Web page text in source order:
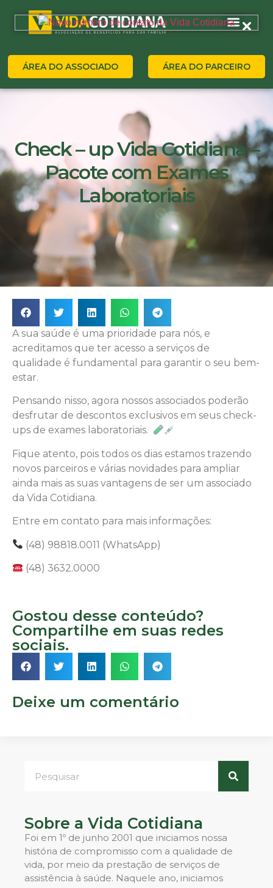
ÁREA DO ASSOCIADO ÁREA DO PARCEIRO
Check – up Vida Cotidiana –
Pacote com Exames
Laboratoriais
A sua saúde é uma prioridade para nós, e
acreditamos que ter acesso a serviços de
qualidade é fundamental para garantir o seu bem-
estar.
Pensando nisso, agora nossos associados poderão
desfrutar de descontos exclusivos em seus check-
ups de exames laboratoriais.
Fique atento, pois todos os dias estamos trazendo
novos parceiros e várias novidades para ampliar
ainda mais as suas vantagens de ser um associado
da Vida Cotidiana.
Entre em contato para mais informações:
(48) 98818.0011 (WhatsApp)
(48) 3632.0000
Gostou desse conteúdo?
Compartilhe em suas redes
sociais.
Deixe um comentário
Sobre a Vida Cotidiana
Foi em 1º de junho 2001 que iniciamos nossa
história de compromisso com a qualidade de
vida, por meio da prestação de serviços de
assistência à saúde. Naquele ano, iniciamos